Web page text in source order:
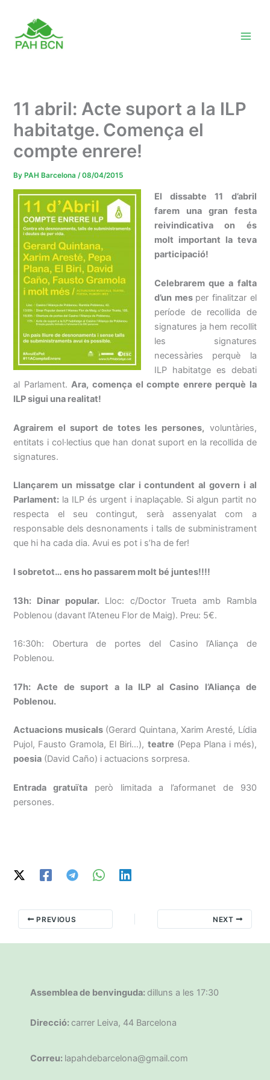
content
11 abril: Acte suport a la ILP
habitatge. Comença el
compte enrere!
By PAH Barcelona/08/04/2015
El dissabte 11 d’abril
farem una gran festa
reivindicativa on és
molt important la teva
participació!
Celebrarem que a falta
d’un mes per finalitzar el
període de recollida de
signatures ja hem recollit
les signatures
necessàries perquè la
ILP habitatge es debati
al Parlament.Ara, comença el compte enrere perquè la
ILP sigui una realitat!
Agrairem el suport de totes les persones, voluntàries,
entitats i col·lectius que han donat suport en la recollida de
signatures.
Llançarem un missatge clar i contundent al govern i al
Parlament: la ILP és urgent i inaplaçable. Si algun partit no
respecta el seu contingut, serà assenyalat com a
responsable dels desnonaments i talls de subministrament
que hi ha cada dia. Avui es pot i s’ha de fer!
I sobretot… ens ho passarem molt bé juntes!!!!
13h: Dinar popular.Lloc: c/Doctor Trueta amb Rambla
Poblenou (davant l’Ateneu Flor de Maig). Preu: 5€.
16:30h: Obertura de portes del Casino l’Aliança de
Poblenou.
17h: Acte de suport a la ILP al Casino l’Aliança de
Poblenou.
Actuacions musicals(Gerard Quintana, Xarim Aresté, Lídia
Pujol, Fausto Gramola, El Biri…), teatre (Pepa Plana i més),
poesia (David Caño) i actuacions sorpresa.
Entrada gratuïta però limitada a l’aformanet de 930
persones.
PREVIOUS NEXT
Assemblea de benvinguda: dilluns a les 17:30
Direcció: carrer Leiva, 44 Barcelona
Correu: lapahdebarcelona@gmail.com